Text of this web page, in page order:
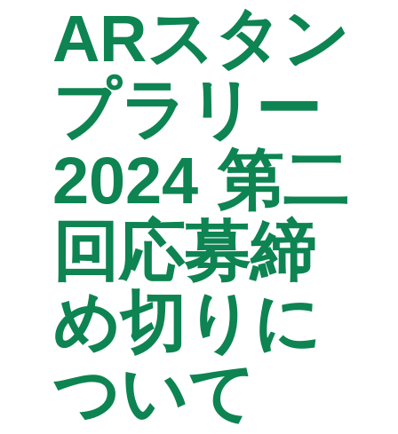
ARスタン
プラリー
2024 第二
回応募締
め切りに
ついて